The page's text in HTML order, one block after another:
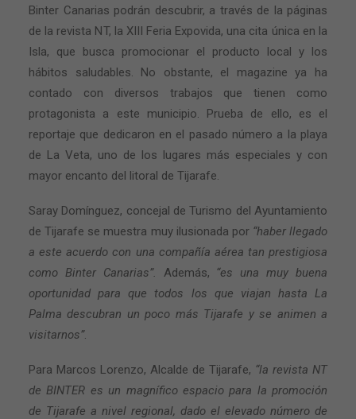
Binter Canarias podrán descubrir, a través de la páginas
de la revista NT, la XIII Feria Expovida, una cita única en la
Isla, que busca promocionar el producto local y los
hábitos saludables. No obstante, el magazine ya ha
contado con diversos trabajos que tienen como
protagonista a este municipio. Prueba de ello, es el
reportaje que dedicaron en el pasado número a la playa
de La Veta, uno de los lugares más especiales y con
mayor encanto del litoral de Tijarafe.
Saray Domínguez, concejal de Turismo del Ayuntamiento
de Tijarafe se muestra muy ilusionada por “haber llegado
a este acuerdo con una compañía aérea tan prestigiosa
como Binter Canarias”. Además, “es una muy buena
oportunidad para que todos los que viajan hasta La
Palma descubran un poco más Tijarafe y se animen a
visitarnos”.
Para Marcos Lorenzo, Alcalde de Tijarafe, “la revista NT
de BINTER es un magnífico espacio para la promoción
de Tijarafe a nivel regional, dado el elevado número de